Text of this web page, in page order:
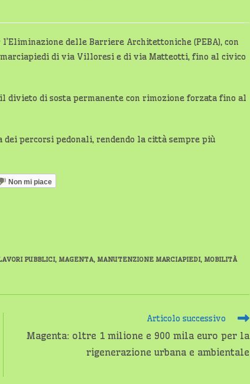
delle Barriere Architettoniche (PEBA), con
di via Villoresi e di via Matteotti, fino al civico
di sosta permanente con rimozione forzata fino al
percorsi pedonali, rendendo la città sempre più
Non mi piace
PUBBLICI, MAGENTA, MANUTENZIONE MARCIAPIEDI, MOBILITÀ
Articolo successivo
Magenta: oltre 1 milione e 900 mila euro per la
rigenerazione urbana e ambientale